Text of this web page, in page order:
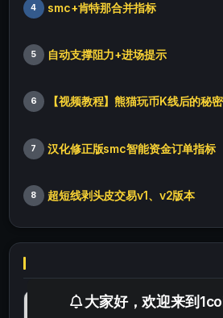
4 smc+肯特那合并指标
5 自动支撑阻力+进场提示
6 【视频教程】熊猫玩币K线后的秘密
7 汉化修正版smc智能资金订单指标
8 超短线剥头皮交易v1、v2版本
最便宜最实惠的科学上网工具
大家好，欢迎来到